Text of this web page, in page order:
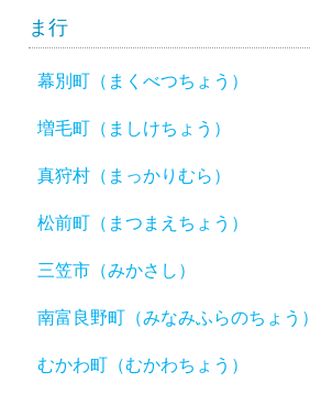
ま行
幕別町（まくべつちょう）
増毛町（ましけちょう）
真狩村（まっかりむら）
松前町（まつまえちょう）
三笠市（みかさし）
南富良野町（みなみふらのちょう）
むかわ町（むかわちょう）